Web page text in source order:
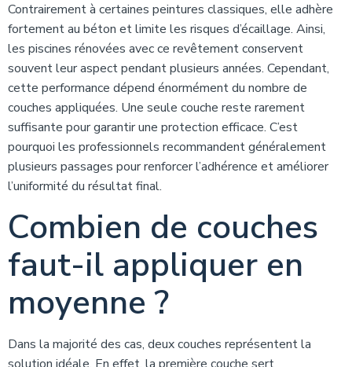
Contrairement à certaines peintures classiques, elle adhère
fortement au béton et limite les risques d’écaillage. Ainsi,
les piscines rénovées avec ce revêtement conservent
souvent leur aspect pendant plusieurs années. Cependant,
cette performance dépend énormément du nombre de
couches appliquées. Une seule couche reste rarement
suffisante pour garantir une protection efficace. C’est
pourquoi les professionnels recommandent généralement
plusieurs passages pour renforcer l’adhérence et améliorer
l’uniformité du résultat final.
Combien de couches
faut-il appliquer en
moyenne ?
Dans la majorité des cas, deux couches représentent la